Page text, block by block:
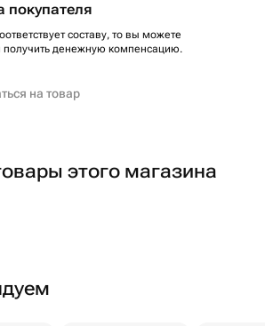
покупателя
составу, то вы можете
получить денежную компенсацию.
на товар
этого магазина